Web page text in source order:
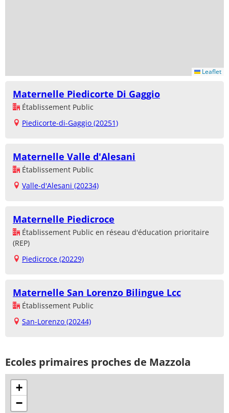
Leaflet
Maternelle Piedicorte Di Gaggio
Établissement Public
Piedicorte-di-Gaggio (20251)
Maternelle Valle d'Alesani
Établissement Public
Valle-d'Alesani (20234)
Maternelle Piedicroce
Établissement Public en réseau d'éducation prioritaire
(REP)
Piedicroce (20229)
Maternelle San Lorenzo Bilingue Lcc
Établissement Public
San-Lorenzo (20244)
Ecoles primaires proches de Mazzola
+
−